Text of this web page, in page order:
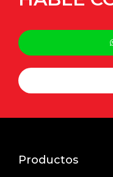
Productos